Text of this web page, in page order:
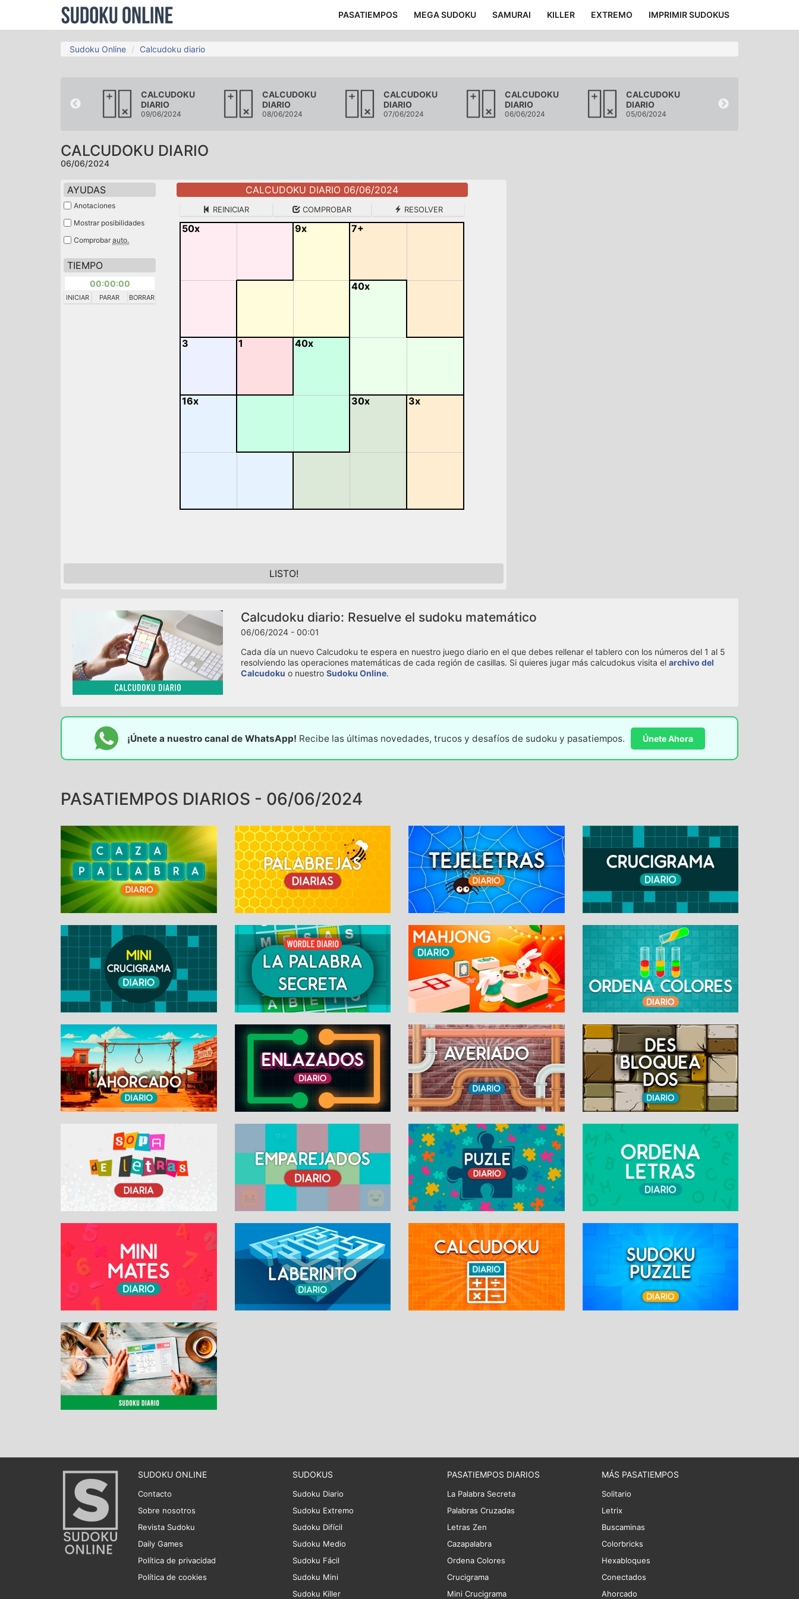
PASATIEMPOS MEGA SUDOKU SAMURAI KILLER EXTREMO IMPRIMIR SUDOKUS
Sudoku Online Calcudoku diario
CALCUDOKU
DIARIO
09/06/2024
CALCUDOKU
DIARIO
08/06/2024
CALCUDOKU
DIARIO
07/06/2024
CALCUDOKU
DIARIO
06/06/2024
CALCUDOKU
DIARIO
05/06/2024
CALCUDOKU DIARIO
06/06/2024
CALCUDOKU DIARIO 06/06/2024
REINICIAR COMPROBAR RESOLVER
50x 9x 7+
40x
3 1 40x
16x 30x 3x
AYUDAS
Anotaciones
Mostrar posibilidades
Comprobar auto.
TIEMPO
00:00:00
INICIAR PARAR BORRAR
LISTO!
Calcudoku diario: Resuelve el sudoku matemático
06/06/2024 - 00:01
Cada día un nuevo Calcudoku te espera en nuestro juego diario en el que debes rellenar el tablero con los números del 1 al 5
resolviendo las operaciones matemáticas de cada región de casillas. Si quieres jugar más calcudokus visita el archivo del
Calcudoku o nuestro Sudoku Online.
¡Únete a nuestro canal de WhatsApp! Recibe las últimas novedades, trucos y desafíos de sudoku y pasatiempos. Únete Ahora
PASATIEMPOS DIARIOS - 06/06/2024
SUDOKU ONLINE
Contacto
Sobre nosotros
Revista Sudoku
Daily Games
Política de privacidad
Política de cookies
SUDOKUS
Sudoku Diario
Sudoku Extremo
Sudoku Difícil
Sudoku Medio
Sudoku Fácil
Sudoku Mini
Sudoku Killer
PASATIEMPOS DIARIOS
La Palabra Secreta
Palabras Cruzadas
Letras Zen
Cazapalabra
Ordena Colores
Crucigrama
Mini Crucigrama
MÁS PASATIEMPOS
Solitario
Letrix
Buscaminas
Colorbricks
Hexabloques
Conectados
Ahorcado